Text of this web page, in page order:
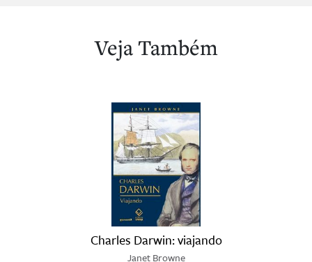
Veja Também
Charles Darwin: viajando
Janet Browne